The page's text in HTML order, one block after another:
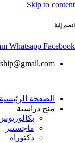
Skip to content
انضم إلينا
Whatsapp Facebook
الصفحة الرئيسية
منح دراسية
ماجستير
دكتوراه